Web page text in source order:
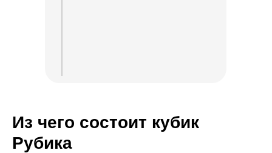
Из чего состоит кубик
Рубика